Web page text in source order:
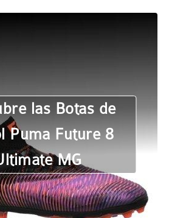
las Botas de
Puma Future 8
MG